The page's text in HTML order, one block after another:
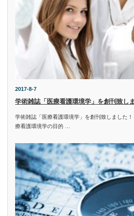
2017-8-7
学術雑誌「医療看護環境学」を創刊致し
学術雑誌「医療看護環境学」を創刊致しました
療看護環境学の目的 …